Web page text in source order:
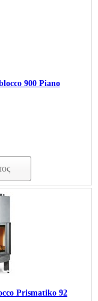
900 Piano
Prismatiko 92